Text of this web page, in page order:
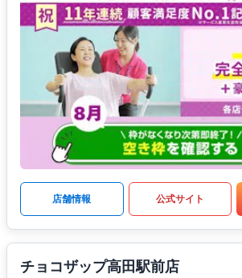
店舗情報 公式サイト
チョコザップ高田駅前店